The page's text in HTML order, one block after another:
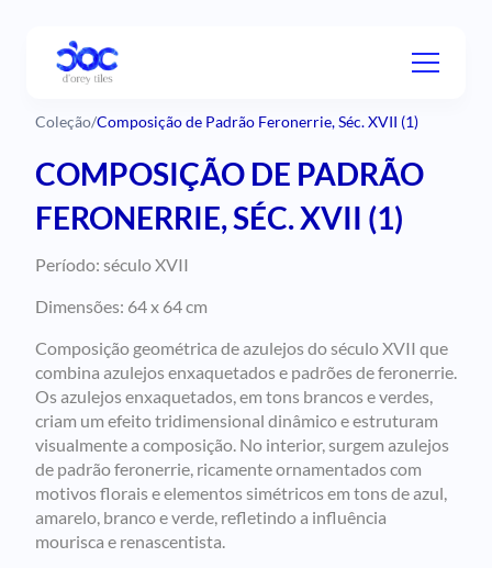
Coleção/Composição de Padrão Feronerrie, Séc. XVII (1)
COMPOSIÇÃO DE PADRÃO
FERONERRIE, SÉC. XVII (1)
Período: século XVII
Dimensões: 64 x 64 cm
Composição geométrica de azulejos do século XVII que
combina azulejos enxaquetados e padrões de feronerrie.
Os azulejos enxaquetados, em tons brancos e verdes,
criam um efeito tridimensional dinâmico e estruturam
visualmente a composição. No interior, surgem azulejos
de padrão feronerrie, ricamente ornamentados com
motivos florais e elementos simétricos em tons de azul,
amarelo, branco e verde, refletindo a influência
mourisca e renascentista.